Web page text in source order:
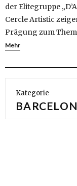
der Elitegruppe
Cercle Artistic
Prägung zum
Mehr
Kategorie